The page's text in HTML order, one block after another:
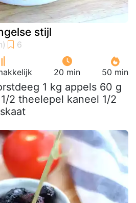
stijl
20 min 50 min
1 kg appels 60 g
2 theelepel kaneel 1/2